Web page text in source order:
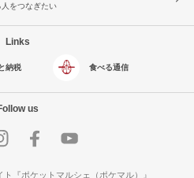
をつなぎたい
Links
納税 食べる通信
us
『ポケットマルシェ（ポケマル）』